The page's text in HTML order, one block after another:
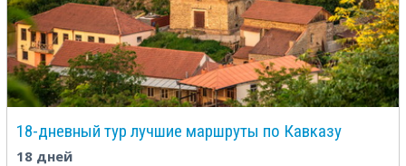
18-дневный тур лучшие маршруты по Кавказу
18 дней